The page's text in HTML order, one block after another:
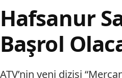
Hafsanur
Başrol
ATV’nin yeni dizisi